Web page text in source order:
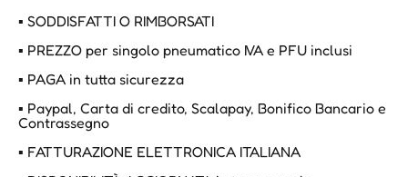
▪ SODDISFATTI O RIMBORSATI
▪ PREZZO per singolo pneumatico IVA e PFU inclusi
▪ PAGA in tutta sicurezza
▪ Paypal, Carta di credito, Scalapay, Bonifico Bancario e
Contrassegno
▪ FATTURAZIONE ELETTRONICA ITALIANA